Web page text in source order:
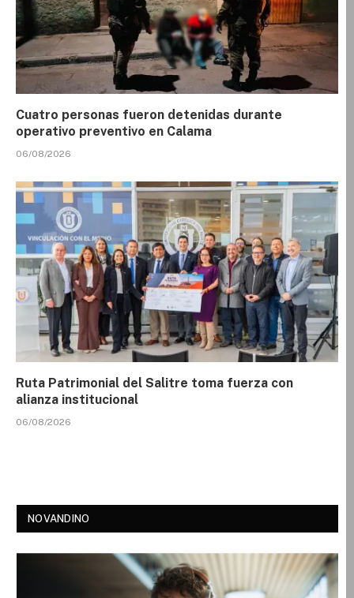
Cuatro personas fueron detenidas durante
operativo preventivo en Calama
06/08/2026
Ruta Patrimonial del Salitre toma fuerza con
alianza institucional
06/08/2026
NOVANDINO